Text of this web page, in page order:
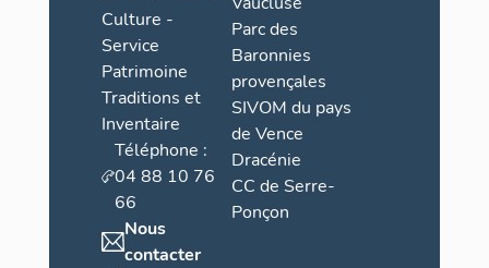
Culture -
Service
Patrimoine
Traditions et
Inventaire
Téléphone :
04 88 10 76
66
Nous
contacter
Parc des
Baronnies
provençales
SIVOM du pays
de Vence
Dracénie
CC de Serre-
Ponçon